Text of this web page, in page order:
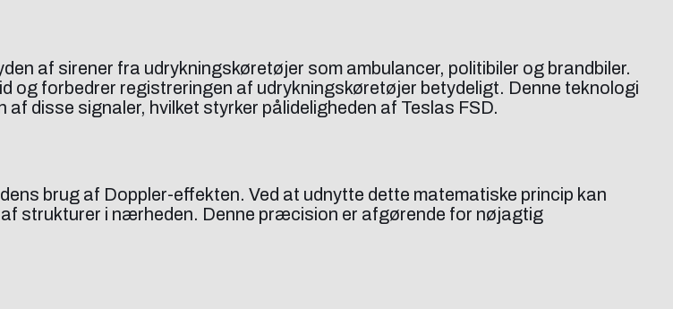
af sirener fra udrykningskøretøjer som ambulancer, politibiler og brandbiler.
forbedrer registreringen af udrykningskøretøjer betydeligt. Denne teknologi
disse signaler, hvilket styrker pålideligheden af Teslas FSD.
brug af Doppler-effekten. Ved at udnytte dette matematiske princip kan
strukturer i nærheden. Denne præcision er afgørende for nøjagtig